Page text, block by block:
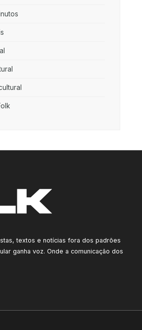
textos e notícias fora dos padrões
ganha voz. Onde a comunicação dos